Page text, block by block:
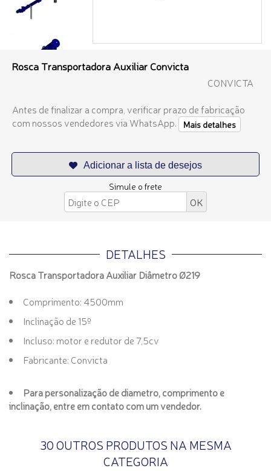
Rosca Transportadora Auxiliar Convicta
CONVICTA
Antes de finalizar a compra, verificar prazo de fabricação
com nossos vendedores via WhatsApp.
Mais detalhes
Simule o frete
DETALHES
Rosca Transportadora Auxiliar Diâmetro Ø219
Comprimento: 4500mm
Inclinação de 15º
Incluso: motor e redutor de 7,5cv
Fabricante: Convicta
Para personalização de diametro, comprimento e
inclinação, entre em contato com um vendedor.
30 OUTROS PRODUTOS NA MESMA
CATEGORIA